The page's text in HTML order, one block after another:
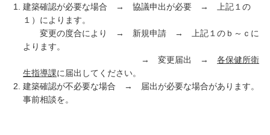
建築確認が必要な場合 → 協議申出が必要 → 上記１の
１）によります。
変更の度合により → 新規申請 → 上記１のｂ～ｃに
よります。
→ 変更届出 → 各保健所衛
生指導課に届出してください。
建築確認が不必要な場合 → 届出が必要な場合があります。
事前相談を。